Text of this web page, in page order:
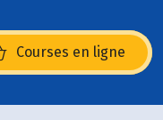
Courses en ligne